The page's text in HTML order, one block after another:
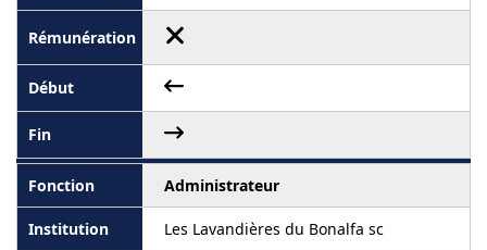
Administrateur
Les Lavandières du Bonalfa sc